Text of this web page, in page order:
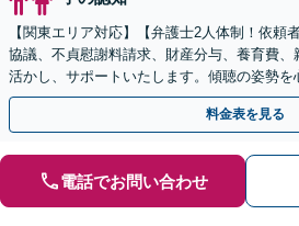
【関東エリア対応】【弁護士2人体制！依頼
協議、不貞慰謝料請求、財産分与、養育費、
活かし、サポートいたします。傾聴の姿勢を
決を
料金表を見る
電話でお問い合わせ